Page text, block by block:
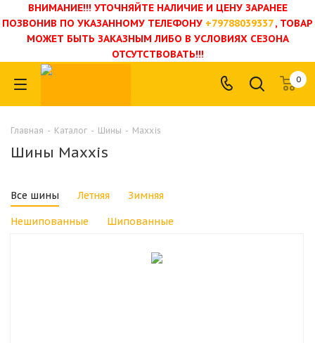
ВНИМАНИЕ!!! УТОЧНЯЙТЕ НАЛИЧИЕ И ЦЕНУ ЗАРАНЕЕ
ПОЗВОНИВ ПО УКАЗАННОМУ ТЕЛЕФОНУ +79788039337, ТОВАР
МОЖЕТ БЫТЬ ЗАКАЗНЫМ ЛИБО В УСЛОВИЯХ СЕЗОНА
ОТСУТСТВОВАТЬ!!!
0
Главная - Каталог - Шины - Maxxis
Шины Maxxis
Все шины Летняя Зимняя
Нешипованные Шипованные